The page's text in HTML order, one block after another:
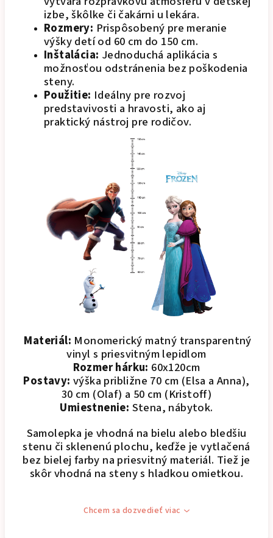
izbe, škôlke či čakárni u lekára.
Rozmery: Prispôsobený pre meranie
výšky detí od 60 cm do 150 cm.
Inštalácia: Jednoduchá aplikácia s
možnosťou odstránenia bez poškodenia
steny.
Použitie: Ideálny pre rozvoj
predstavivosti a hravosti, ako aj
praktický nástroj pre rodičov.
Materiál: Monomerický matný transparentný
vinyl s priesvitným lepidlom
Rozmer hárku: 60x120cm
Postavy: výška približne 70 cm (Elsa a Anna),
30 cm (Olaf) a 50 cm (Kristoff)
Umiestnenie: Stena, nábytok.
Samolepka je vhodná na bielu alebo bledšiu
stenu či sklenenú plochu, keďže je vytlačená
bez bielej farby na priesvitný materiál. Tiež je
skôr vhodná na steny s hladkou omietkou.
Chcem sa dozvedieť viac